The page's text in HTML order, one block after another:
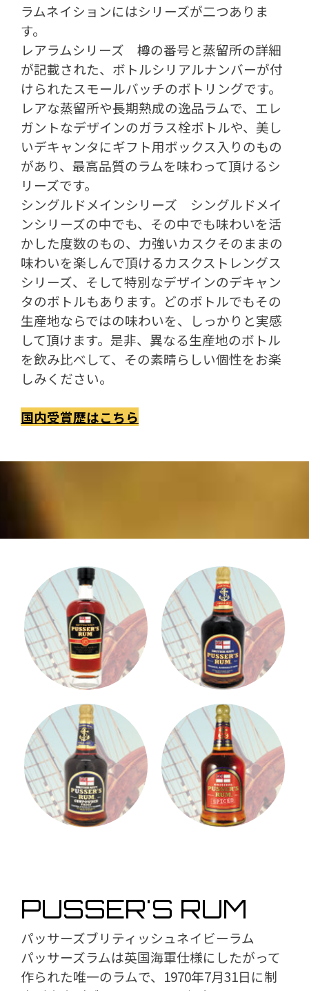
ラムネイションにはシリーズが二つありま
す。
レアラムシリーズ 樽の番号と蒸留所の詳細
が記載された、ボトルシリアルナンバーが付
けられたスモールバッチのボトリングです。
レアな蒸留所や長期熟成の逸品ラムで、エレ
ガントなデザインのガラス栓ボトルや、美し
いデキャンタにギフト用ボックス入りのもの
があり、最高品質のラムを味わって頂けるシ
リーズです。
シングルドメインシリーズ シングルドメイ
ンシリーズの中でも、その中でも味わいを活
かした度数のもの、力強いカスクそのままの
味わいを楽しんで頂けるカスクストレングス
シリーズ、そして特別なデザインのデキャン
タのボトルもあります。どのボトルでもその
生産地ならではの味わいを、しっかりと実感
して頂けます。是非、異なる生産地のボトル
を飲み比べして、その素晴らしい個性をお楽
しみください。
国内受賞歴はこちら
PUSSER'S RUM
パッサーズブリティッシュネイビーラム
パッサーズラムは英国海軍仕様にしたがって
作られた唯一のラムで、1970年7月31日に制